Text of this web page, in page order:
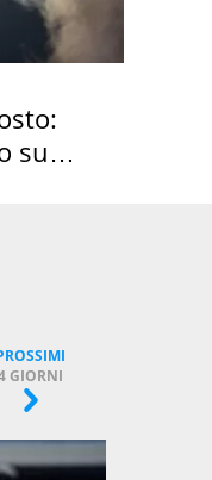
su